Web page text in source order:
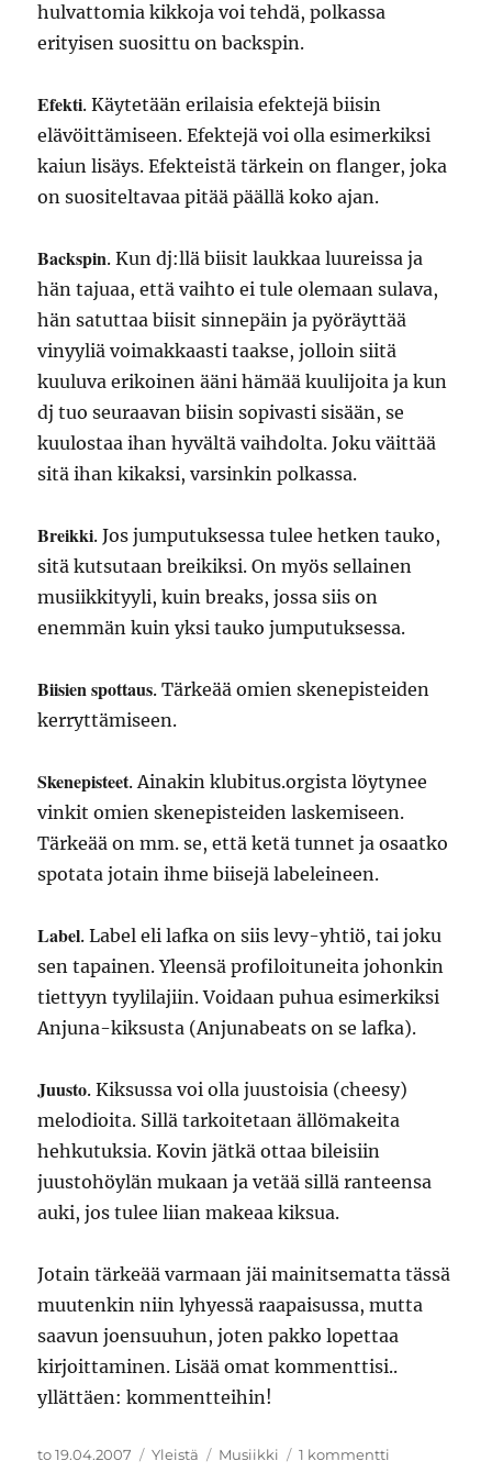
hulvattomia kikkoja voi tehdä, polkassa
erityisen suosittu on backspin.
Efekti. Käytetään erilaisia efektejä biisin
elävöittämiseen. Efektejä voi olla esimerkiksi
kaiun lisäys. Efekteistä tärkein on flanger, joka
on suositeltavaa pitää päällä koko ajan.
Backspin. Kun dj:llä biisit laukkaa luureissa ja
hän tajuaa, että vaihto ei tule olemaan sulava,
hän satuttaa biisit sinnepäin ja pyöräyttää
vinyyliä voimakkaasti taakse, jolloin siitä
kuuluva erikoinen ääni hämää kuulijoita ja kun
dj tuo seuraavan biisin sopivasti sisään, se
kuulostaa ihan hyvältä vaihdolta. Joku väittää
sitä ihan kikaksi, varsinkin polkassa.
Breikki. Jos jumputuksessa tulee hetken tauko,
sitä kutsutaan breikiksi. On myös sellainen
musiikkityyli, kuin breaks, jossa siis on
enemmän kuin yksi tauko jumputuksessa.
Biisien spottaus. Tärkeää omien skenepisteiden
kerryttämiseen.
Skenepisteet. Ainakin klubitus.orgista löytynee
vinkit omien skenepisteiden laskemiseen.
Tärkeää on mm. se, että ketä tunnet ja osaatko
spotata jotain ihme biisejä labeleineen.
Label. Label eli lafka on siis levy-yhtiö, tai joku
sen tapainen. Yleensä profiloituneita johonkin
tiettyyn tyylilajiin. Voidaan puhua esimerkiksi
Anjuna-kiksusta (Anjunabeats on se lafka).
Juusto. Kiksussa voi olla juustoisia (cheesy)
melodioita. Sillä tarkoitetaan ällömakeita
hehkutuksia. Kovin jätkä ottaa bileisiin
juustohöylän mukaan ja vetää sillä ranteensa
auki, jos tulee liian makeaa kiksua.
Jotain tärkeää varmaan jäi mainitsematta tässä
muutenkin niin lyhyessä raapaisussa, mutta
saavun joensuuhun, joten pakko lopettaa
kirjoittaminen. Lisää omat kommenttisi..
yllättäen: kommentteihin!
Julkaistu
to 19.04.2007 Kategoriat
Yleistä Avainsanat
Musiikki 1 kommentti